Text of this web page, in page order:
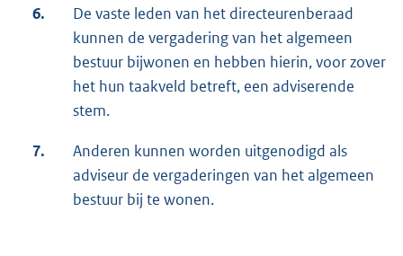
6.
De vaste leden van het directeurenberaad
kunnen de vergadering van het algemeen
bestuur bijwonen en hebben hierin, voor zover
het hun taakveld betreft, een adviserende
stem.
7.
Anderen kunnen worden uitgenodigd als
adviseur de vergaderingen van het algemeen
bestuur bij te wonen.